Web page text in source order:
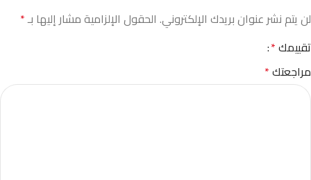
لن يتم نشر عنوان بريدك الإلكتروني. الحقول الإلزامية مشار إليها بـ*
تقييمك*
مراجعتك*